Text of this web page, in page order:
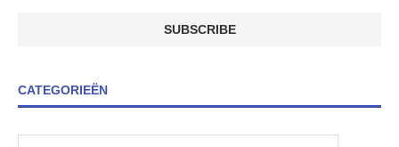
CATEGORIEËN